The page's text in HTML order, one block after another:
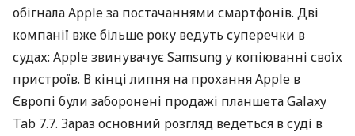
обігнала Apple за постачаннями смартфонів. Дві
компанії вже більше року ведуть суперечки в
судах: Apple звинувачує Samsung у копіюванні своїх
пристроїв. В кінці липня на прохання Apple в
Європі були заборонені продажі планшета Galaxy
Tab 7.7. Зараз основний розгляд ведеться в суді в